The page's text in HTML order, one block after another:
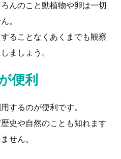
んのこと動植物や卵は一切
。
ることなくあくまでも観察
ましょう。
便利
するのが便利です。
史や自然のことも知れます
せん。